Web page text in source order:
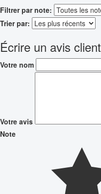
Filtrer par note:
Trier par:
Écrire un avis client
Votre nom
Votre avis
Note